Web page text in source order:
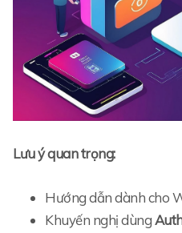
Lưu ý quan trọng:
Hướng dẫn dành cho
Khuyến nghị dùng